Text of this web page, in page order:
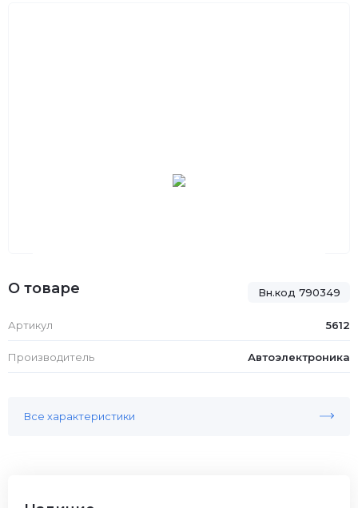
Вн.код 790349
О товаре
Артикул 5612
Производитель Автоэлектроника
Все характеристики